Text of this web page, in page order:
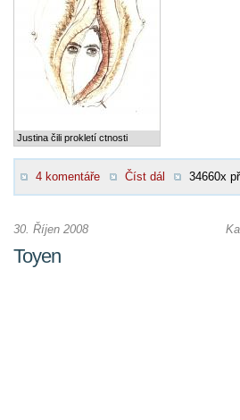
Justina čili prokletí ctnosti
4 komentáře Číst dál 34660x
30. Říjen 2008
Toyen